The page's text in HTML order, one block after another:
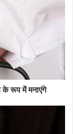
के रूप में मनाएंगे